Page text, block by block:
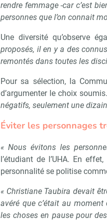
rendre femmage -car c’est
personnes que l’on connait
Une diversité qu’observe
proposés, il en y a des
remontés dans toutes les
Pour sa sélection, la
d’argumenter le choix
négatifs, seulement une
Éviter les personnages
« Nous évitons les
l’étudiant de l’UHA. En
personnalité se politise
« Christiane Taubira devait
avéré que c’était au
les choses en pause pour